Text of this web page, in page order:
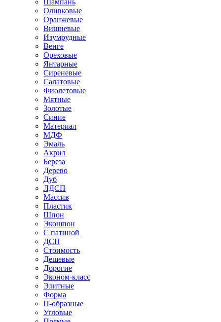
Шампань
Оливковые
Оранжевые
Вишневые
Изумрудные
Венге
Ореховые
Янтарные
Сиреневые
Салатовые
Фиолетовые
Мятные
Золотые
Синие
Материал
МДФ
Эмаль
Акрил
Береза
Дерево
Дуб
ЛДСП
Массив
Пластик
Шпон
Экошпон
С патиной
ДСП
Стоимость
Дешевые
Дорогие
Эконом-класс
Элитные
Форма
П-образные
Угловые